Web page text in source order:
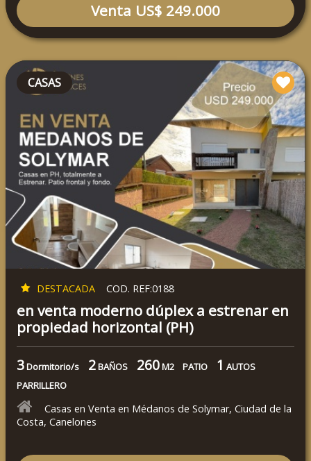
Venta US$ 249.000
CASAS
DESTACADA COD. REF:0188
en venta moderno dúplex a estrenar en
propiedad horizontal (PH)
3Dormitorio/s 2BAÑOS 260M2 PATIO 1 AUTOS
PARRILLERO
Casas en Venta en Médanos de Solymar, Ciudad de la
Costa, Canelones